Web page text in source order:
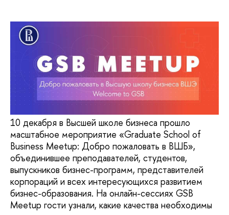
10 декабря в Высшей школе бизнеса прошло
масштабное мероприятие «Graduate School of
Business Meetup: Добро пожаловать в ВШБ»,
объединившее преподавателей, студентов,
выпускников бизнес-программ, представителей
корпораций и всех интересующихся развитием
бизнес-образования. На онлайн-сессиях GSB
Meetup гости узнали, какие качества необходимы